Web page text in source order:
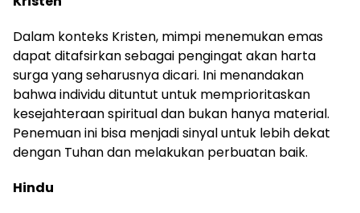
Dalam konteks Kristen, mimpi menemukan emas
dapat ditafsirkan sebagai pengingat akan harta
surga yang seharusnya dicari. Ini menandakan
bahwa individu dituntut untuk memprioritaskan
kesejahteraan spiritual dan bukan hanya material.
Penemuan ini bisa menjadi sinyal untuk lebih dekat
dengan Tuhan dan melakukan perbuatan baik.
Hindu